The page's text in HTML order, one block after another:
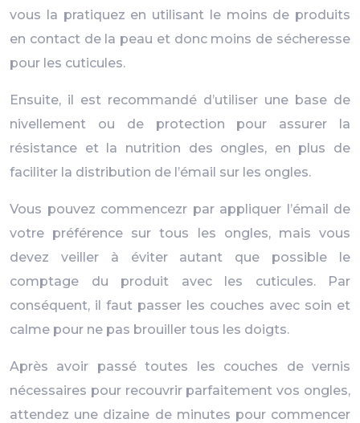
vous la pratiquez en utilisant le moins de produits
en contact de la peau et donc moins de sécheresse
pour les cuticules.
Ensuite, il est recommandé d’utiliser une base de
nivellement ou de protection pour assurer la
résistance et la nutrition des ongles, en plus de
faciliter la distribution de l’émail sur les ongles.
Vous pouvez commencezr par appliquer l’émail de
votre préférence sur tous les ongles, mais vous
devez veiller à éviter autant que possible le
comptage du produit avec les cuticules. Par
conséquent, il faut passer les couches avec soin et
calme pour ne pas brouiller tous les doigts.
Après avoir passé toutes les couches de vernis
nécessaires pour recouvrir parfaitement vos ongles,
attendez une dizaine de minutes pour commencer